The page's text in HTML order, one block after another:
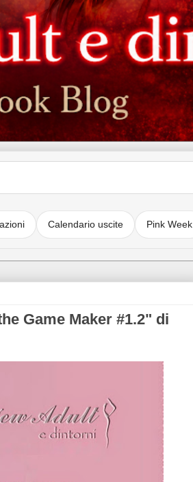
Calendario uscite Pink Week
Game Maker #1.2" di